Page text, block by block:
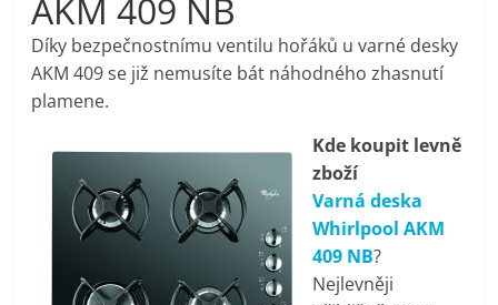
pračky,
televize,
notebooky,
mobilní
telefony,
AKM 409 NB
Díky bezpečnostnímu ventilu hořáků u varné desky
AKM 409 se již nemusíte bát náhodného zhasnutí
plamene.
Kde koupit levně
zboží
Varná deska
Whirlpool AKM
409 NB?
Nejlevněji